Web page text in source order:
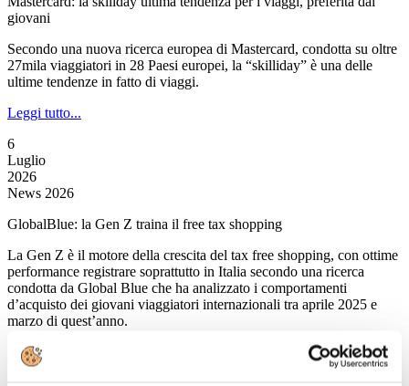
giovani
Secondo una nuova ricerca europea di Mastercard, condotta su oltre
27mila viaggiatori in 28 Paesi europei, la “skilliday” è una delle
ultime tendenze in fatto di viaggi.
Leggi tutto...
6
Luglio
2026
News 2026
GlobalBlue: la Gen Z traina il free tax shopping
La Gen Z è il motore della crescita del tax free shopping, con ottime
performance registrare soprattutto in Italia secondo una ricerca
condotta da Global Blue che ha analizzato i comportamenti
d’acquisto dei giovani viaggiatori internazionali tra aprile 2025 e
marzo di quest’anno.
Leggi tutto...
6